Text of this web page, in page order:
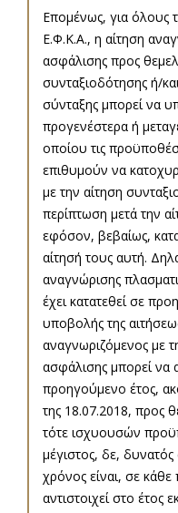
Επομένως, για όλους
Ε.Φ.Κ.Α., η αίτηση
ασφάλισης προς
συνταξιοδότησης ή/
σύνταξης μπορεί να
προγενέστερα ή
οποίου τις
επιθυμούν να
με την αίτηση
περίπτωση μετά την
εφόσον, βεβαίως,
αίτησή τους αυτή.
αναγνώρισης
έχει κατατεθεί σε
υποβολής της
αναγνωριζόμενος με
ασφάλισης μπορεί να
προηγούμενο έτος,
της 18.07.2018, προς
τότε ισχυουσών
μέγιστος, δε,
χρόνος είναι, σε
αντιστοιχεί στο έτος